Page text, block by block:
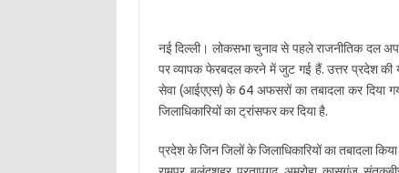
नई दिल्ली। लोकसभा चुनाव से पहले राजनीतिक दल
पर व्यापक फेरबदल करने में जुट गई हैं. उत्तर प्रदेश की
सेवा (आईएएस) के 64 अफसरों का तबादला कर दिया
जिलाधिकारियों का ट्रांसफर कर दिया है.
प्रदेश के जिन जिलों के जिलाधिकारियों का तबादला